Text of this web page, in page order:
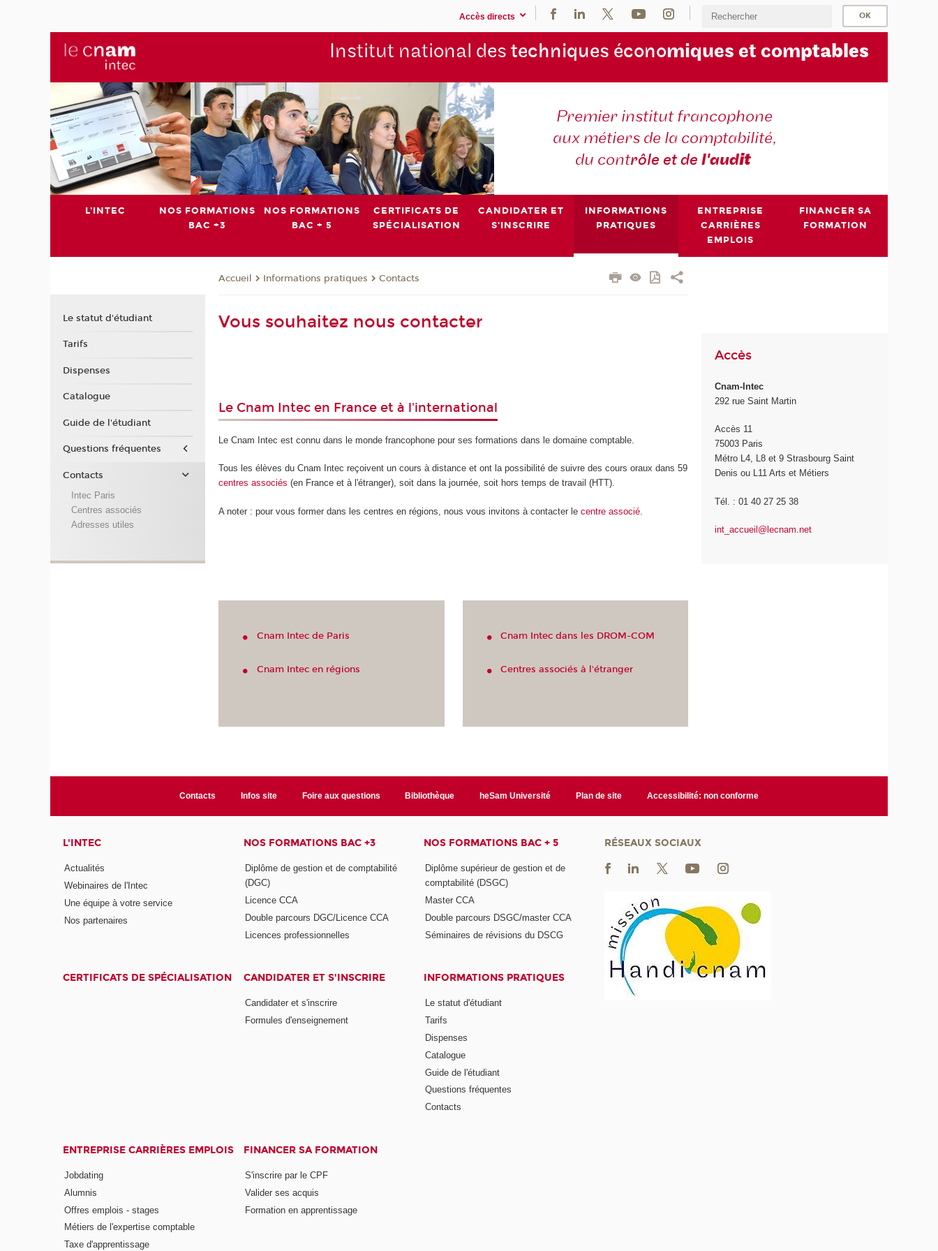
Accès directs
Institut national des techniques économiques et comptables
Premier institut francophone
aux métiers de la comptabilité,
du contrôle et del'audit
L'INTEC
NOS FORMATIONS
BAC +3
NOS FORMATIONS
BAC + 5
CERTIFICATS DE
SPÉCIALISATION
CANDIDATER ET
S'INSCRIRE
INFORMATIONS
PRATIQUES
ENTREPRISE
CARRIÈRES
EMPLOIS
FINANCER SA
FORMATION
Accueil Informations pratiques Contacts
Vous souhaitez nous contacter
Le Cnam Intec en France et à l'international
Le Cnam Intec est connu dans le monde francophone pour ses formations dans le domaine comptable.
Tous les élèves du Cnam Intec reçoivent un cours à distance et ont la possibilité de suivre des cours oraux dans 59
centres associés (en France et à l'étranger), soit dans la journée, soit hors temps de travail (HTT).
A noter : pour vous former dans les centres en régions, nous vous invitons à contacter lecentre associé.
Cnam Intec de Paris
Cnam Intec en régions
Cnam Intec dans les DROM-COM
Centres associés à l'étranger
Accès
Cnam-Intec
292 rue Saint Martin
Accès 11
75003 Paris
Métro L4, L8 et 9 Strasbourg Saint
Denis ou L11 Arts et Métiers
Tél. : 01 40 27 25 38
int_accueil@lecnam.net
Le statut d'étudiant
Tarifs
Dispenses
Catalogue
Guide de l'étudiant
Questions fréquentes
Contacts
Intec Paris
Centres associés
Adresses utiles
Contacts Infos site Foire aux questions Bibliothèque heSam Université Plan de site Accessibilité: non conforme
L'INTEC
Actualités
Webinaires de l'Intec
Une équipe à votre service
Nos partenaires
NOS FORMATIONS BAC +3
Diplôme de gestion et de comptabilité
(DGC)
Licence CCA
Double parcours DGC/Licence CCA
Licences professionnelles
NOS FORMATIONS BAC + 5
Diplôme supérieur de gestion et de
comptabilité (DSGC)
Master CCA
Double parcours DSGC/master CCA
Séminaires de révisions du DSCG
CERTIFICATS DE SPÉCIALISATION CANDIDATER ET S'INSCRIRE
Candidater et s'inscrire
Formules d'enseignement
INFORMATIONS PRATIQUES
Le statut d'étudiant
Tarifs
Dispenses
Catalogue
Guide de l'étudiant
Questions fréquentes
Contacts
ENTREPRISE CARRIÈRES EMPLOIS
Jobdating
Alumnis
Offres emplois - stages
Métiers de l'expertise comptable
Taxe d'apprentissage
FINANCER SA FORMATION
S'inscrire par le CPF
Valider ses acquis
Formation en apprentissage
RÉSEAUX SOCIAUX